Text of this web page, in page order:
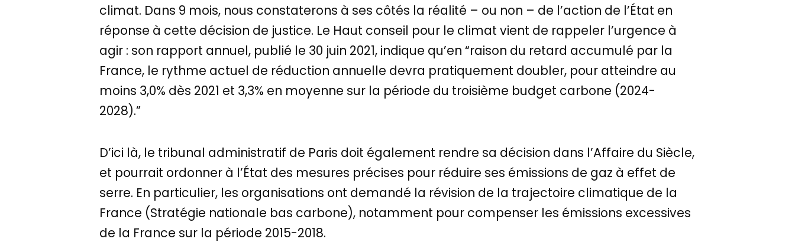
climat. Dans 9 mois, nous constaterons à ses côtés la réalité – ou non – de l’action de l’État en
réponse à cette décision de justice. Le Haut conseil pour le climat vient de rappeler l’urgence à
agir : son rapport annuel, publié le 30 juin 2021, indique qu’en “raison du retard accumulé par la
France, le rythme actuel de réduction annuelle devra pratiquement doubler, pour atteindre au
moins 3,0% dès 2021 et 3,3% en moyenne sur la période du troisième budget carbone (2024-
2028).”
D’ici là, le tribunal administratif de Paris doit également rendre sa décision dans l’Affaire du Siècle,
et pourrait ordonner à l’État des mesures précises pour réduire ses émissions de gaz à effet de
serre. En particulier, les organisations ont demandé la révision de la trajectoire climatique de la
France (Stratégie nationale bas carbone), notamment pour compenser les émissions excessives
de la France sur la période 2015-2018.